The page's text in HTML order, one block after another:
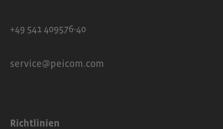
+49 541 409576-40
service@peicom.com
Richtlinien